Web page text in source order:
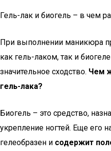
Гель-лак и биогель – в чем
При выполнении маникюра
как гель-лаком, так и
значительное сходство. Чем
гель-лака?
Биогель – это средство,
укрепление ногтей. Еще его
гелеобразен и содержит